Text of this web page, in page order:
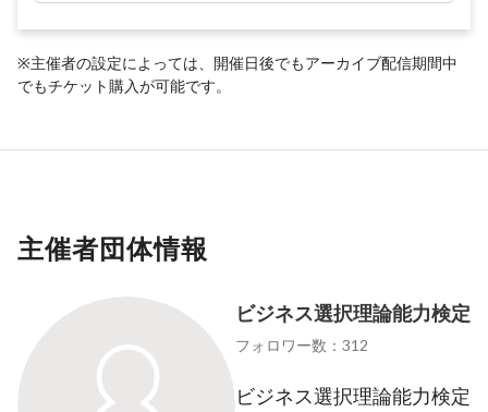
※主催者の設定によっては、開催日後でもアーカイブ配信期間中
でもチケット購入が可能です。
主催者団体情報
ビジネス選択理論能力検定
フォロワー数：312
ビジネス選択理論能力検定